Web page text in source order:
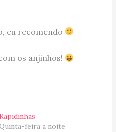
eu recomendo
os anjinhos!
Rapidinhas
Quinta-feira a noite